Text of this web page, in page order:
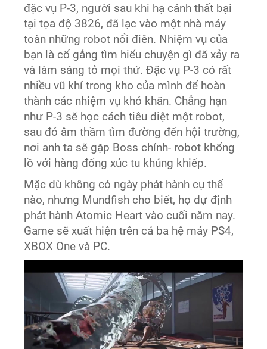
đặc vụ P-3, người sau khi hạ cánh thất bại
tại tọa độ 3826, đã lạc vào một nhà máy
toàn những robot nổi điên. Nhiệm vụ của
bạn là cố gắng tìm hiểu chuyện gì đã xảy ra
và làm sáng tỏ mọi thứ. Đặc vụ P-3 có rất
nhiều vũ khí trong kho của mình để hoàn
thành các nhiệm vụ khó khăn. Chẳng hạn
như P-3 sẽ học cách tiêu diệt một robot,
sau đó âm thầm tìm đường đến hội trường,
nơi anh ta sẽ gặp Boss chính- robot khổng
lồ với hàng đống xúc tu khủng khiếp.
Mặc dù không có ngày phát hành cụ thể
nào, nhưng Mundfish cho biết, họ dự định
phát hành Atomic Heart vào cuối năm nay.
Game sẽ xuất hiện trên cả ba hệ máy PS4,
XBOX One và PC.